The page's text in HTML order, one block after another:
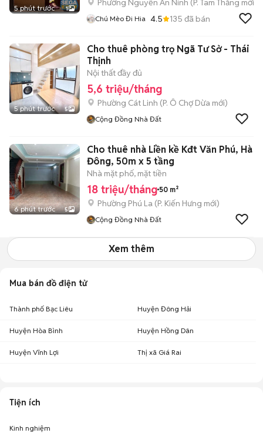
5 phút trước 1
Phường Nguyễn An Ninh (P. Tam Thắng mới)
Chú Mèo Đi Hia 4.5 135 đã bán
5 phút trước 5
Cho thuê phòng trọ Ngã Tư Sở - Thái
Thịnh
Nội thất đầy đủ
5,6 triệu/tháng
Phường Cát Linh (P. Ô Chợ Dừa mới)
Cộng Đồng Nhà Đất
6 phút trước 5
Cho thuê nhà Liền kề Kđt Văn Phú, Hà
Đông, 50m x 5 tầng
Nhà mặt phố, mặt tiền
18 triệu/tháng 50 m²
Phường Phú La (P. Kiến Hưng mới)
Cộng Đồng Nhà Đất
Xem thêm
Mua bán đồ điện tử
Thành phố Bạc Liêu Huyện Đông Hải
Huyện Hòa Bình Huyện Hồng Dân
Huyện Vĩnh Lợi Thị xã Giá Rai
Tiện ích
Kinh nghiệm